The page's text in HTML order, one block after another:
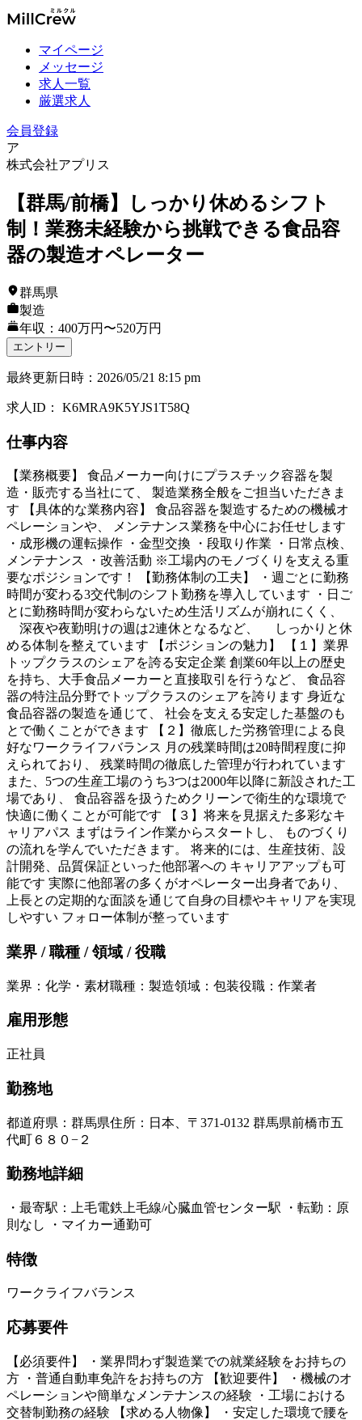
マイページ
メッセージ
求人一覧
厳選求人
会員登録
ア
株式会社アプリス
【群馬/前橋】しっかり休めるシフト
制！業務未経験から挑戦できる食品容
器の製造オペレーター
群馬県
製造
年収：400万円〜520万円
エントリー
最終更新日時 ： 2026/05/21 8:15 pm
求人ID ： K6MRA9K5YJS1T58Q
仕事内容
【業務概要】 食品メーカー向けにプラスチック容器を製
造・販売する当社にて、 製造業務全般をご担当いただきま
す 【具体的な業務内容】 食品容器を製造するための機械オ
ペレーションや、 メンテナンス業務を中心にお任せします
・成形機の運転操作 ・金型交換 ・段取り作業 ・日常点検、
メンテナンス ・改善活動 ※工場内のモノづくりを支える重
要なポジションです！ 【勤務体制の工夫】 ・週ごとに勤務
時間が変わる3交代制のシフト勤務を導入しています ・日ご
とに勤務時間が変わらないため生活リズムが崩れにくく、
深夜や夜勤明けの週は2連休となるなど、 しっかりと休
める体制を整えています 【ポジションの魅力】 【１】業界
トップクラスのシェアを誇る安定企業 創業60年以上の歴史
を持ち、大手食品メーカーと直接取引を行うなど、 食品容
器の特注品分野でトップクラスのシェアを誇ります 身近な
食品容器の製造を通じて、 社会を支える安定した基盤のも
とで働くことができます 【２】徹底した労務管理による良
好なワークライフバランス 月の残業時間は20時間程度に抑
えられており、 残業時間の徹底した管理が行われています
また、5つの生産工場のうち3つは2000年以降に新設された工
場であり、 食品容器を扱うためクリーンで衛生的な環境で
快適に働くことが可能です 【３】将来を見据えた多彩なキ
ャリアパス まずはライン作業からスタートし、 ものづくり
の流れを学んでいただきます。 将来的には、生産技術、設
計開発、品質保証といった他部署への キャリアアップも可
能です 実際に他部署の多くがオペレーター出身者であり、
上長との定期的な面談を通じて自身の目標やキャリアを実現
しやすい フォロー体制が整っています
業界 / 職種 / 領域 / 役職
業界 ： 化学・素材職種 ： 製造領域 ： 包装役職 ： 作業者
雇用形態
正社員
勤務地
都道府県 ： 群馬県住所 ： 日本、〒371-0132 群馬県前橋市五
代町６８０−２
勤務地詳細
・最寄駅：上毛電鉄上毛線/心臓血管センター駅 ・転勤：原
則なし ・マイカー通勤可
特徴
ワークライフバランス
応募要件
【必須要件】 ・業界問わず製造業での就業経験をお持ちの
方 ・普通自動車免許をお持ちの方 【歓迎要件】 ・機械のオ
ペレーションや簡単なメンテナンスの経験 ・工場における
交替制勤務の経験 【求める人物像】 ・安定した環境で腰を